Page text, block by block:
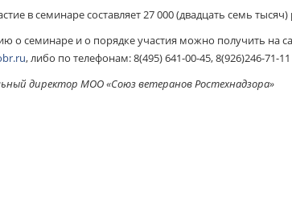
в семинаре составляет 27 000 (двадцать семь тысяч)
о семинаре и о порядке участия можно получить на
, либо по телефонам: 8(495) 641-00-45, 8(926)246-
директор МОО «Союз ветеранов